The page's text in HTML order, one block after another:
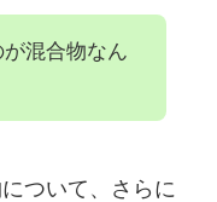
混合物なん
ついて、さらに